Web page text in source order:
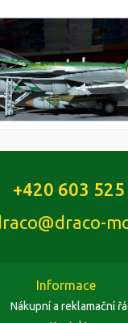
+420 603
Informace
Nákupní a reklamační